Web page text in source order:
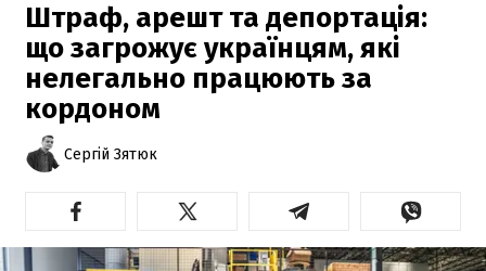
Штраф, арешт та депортація:
що загрожує українцям, які
нелегально працюють за
кордоном
Сергій Зятюк